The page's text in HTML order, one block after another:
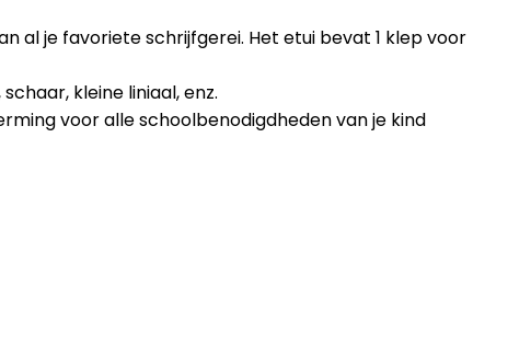
al je favoriete schrijfgerei. Het etui bevat 1 klep voor
kleine liniaal, enz.
voor alle schoolbenodigdheden van je kind